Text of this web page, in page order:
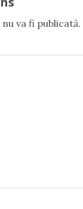
va fi publicată.